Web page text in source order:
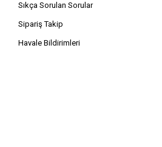
Sıkça Sorulan Sorular
Sipariş Takip
Havale Bildirimleri